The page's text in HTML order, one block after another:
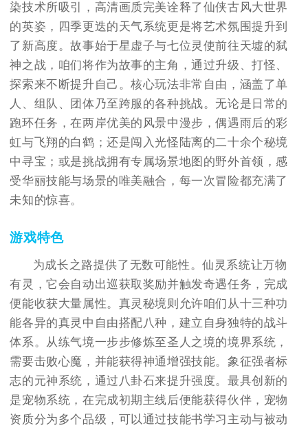
染技术所吸引，高清画质完美诠释了仙侠古风大世界
的英姿，四季更迭的天气系统更是将艺术氛围提升到
了新高度。故事始于星虚子与七位灵使前往天墟的弑
神之战，咱们将作为故事的主角，通过升级、打怪、
探索来不断提升自己。核心玩法非常自由，涵盖了单
人、组队、团体乃至跨服的各种挑战。无论是日常的
跑环任务，在两岸优美的风景中漫步，偶遇雨后的彩
虹与飞翔的白鹤；还是闯入光怪陆离的二十余个秘境
中寻宝；或是挑战拥有专属场景地图的野外首领，感
受华丽技能与场景的唯美融合，每一次冒险都充满了
未知的惊喜。
游戏特色
为成长之路提供了无数可能性。仙灵系统让万物
有灵，它会自动出巡获取奖励并触发奇遇任务，完成
便能收获大量属性。真灵秘境则允许咱们从十三种功
能各异的真灵中自由搭配八种，建立自身独特的战斗
体系。从练气境一步步修炼至圣人之境的境界系统，
需要击败心魔，并能获得神通增强技能。象征强者标
志的元神系统，通过八卦石来提升强度。最具创新的
是宠物系统，在完成初期主线后便能获得伙伴，宠物
资质分为多个品级，可以通过技能书学习主动与被动